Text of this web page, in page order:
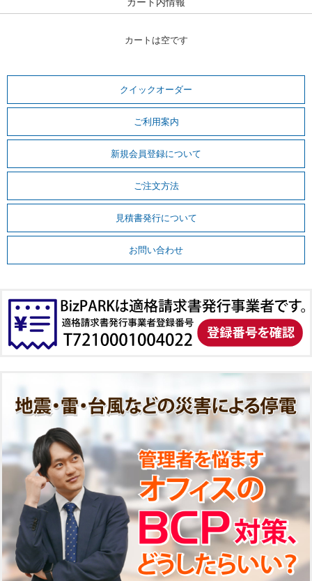
カート内情報
カートは空です
クイックオーダー
ご利用案内
新規会員登録について
ご注文方法
見積書発行について
お問い合わせ